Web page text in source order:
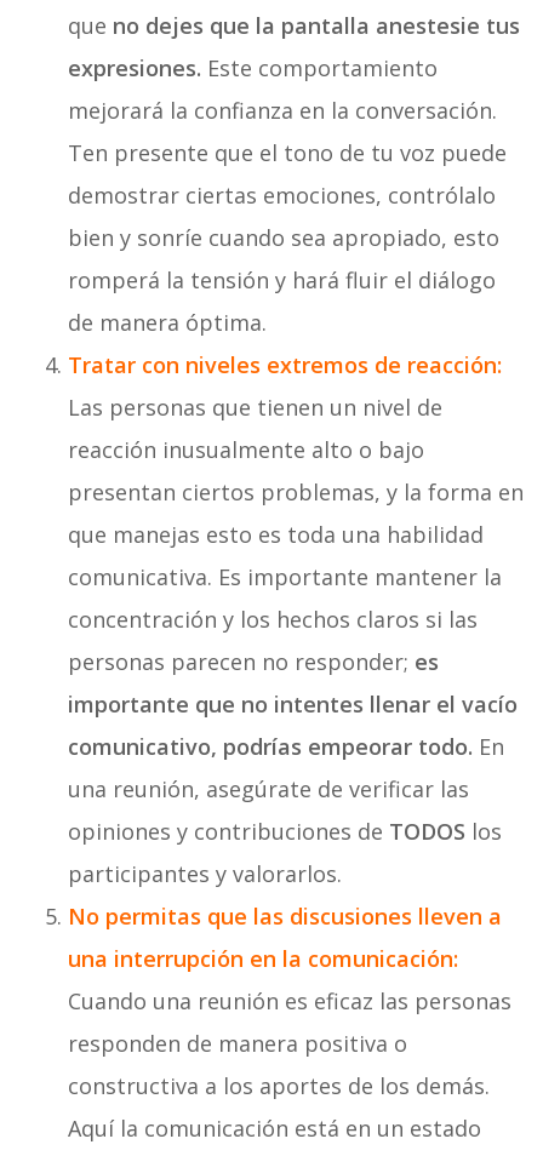
que no dejes que la pantalla anestesie tus
expresiones. Este comportamiento
mejorará la confianza en la conversación.
Ten presente que el tono de tu voz puede
demostrar ciertas emociones, contrólalo
bien y sonríe cuando sea apropiado, esto
romperá la tensión y hará fluir el diálogo
de manera óptima.
Tratar con niveles extremos de reacción:
Las personas que tienen un nivel de
reacción inusualmente alto o bajo
presentan ciertos problemas, y la forma en
que manejas esto es toda una habilidad
comunicativa. Es importante mantener la
concentración y los hechos claros si las
personas parecen no responder; es
importante que no intentes llenar el vacío
comunicativo, podrías empeorar todo. En
una reunión, asegúrate de verificar las
opiniones y contribuciones de TODOS los
participantes y valorarlos.
No permitas que las discusiones lleven a
una interrupción en la comunicación:
Cuando una reunión es eficaz las personas
responden de manera positiva o
constructiva a los aportes de los demás.
Aquí la comunicación está en un estado